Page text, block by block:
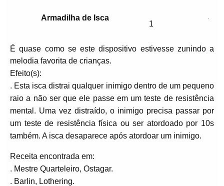
Armadilha de Isca
1
É quase como se este dispositivo estivesse zunindo a
melodia favorita de crianças.
Efeito(s):
. Esta isca distrai qualquer inimigo dentro de um pequeno
raio a não ser que ele passe em um teste de resistência
mental. Uma vez distraído, o inimigo precisa passar por
um teste de resistência física ou ser atordoado por 10s
também. A isca desaparece após atordoar um inimigo.
Receita encontrada em:
. Mestre Quarteleiro, Ostagar.
. Barlin, Lothering.